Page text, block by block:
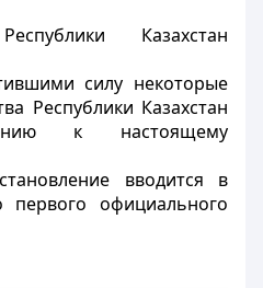
Казахстан
силу некоторые
Республики Казахстан
к настоящему
вводится в
официального